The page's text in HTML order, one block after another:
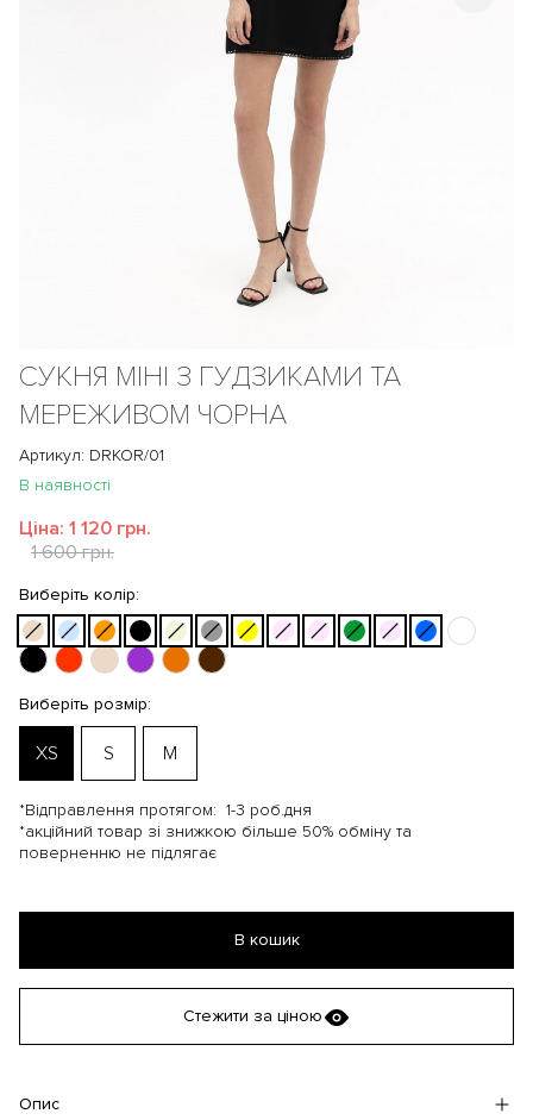
СУКНЯ МІНІ З ГУДЗИКАМИ ТА
МЕРЕЖИВОМ ЧОРНА
Артикул: DRKOR/01
В наявності
Ціна: 1 120 грн.
1 600 грн.
Виберіть колір:
Виберіть розмір:
XS S M
*Відправлення протягом: 1-3 роб.дня
*акційний товар зі знижкою більше 50% обміну та
поверненню не підлягає
В кошик
Стежити за ціною
Опис